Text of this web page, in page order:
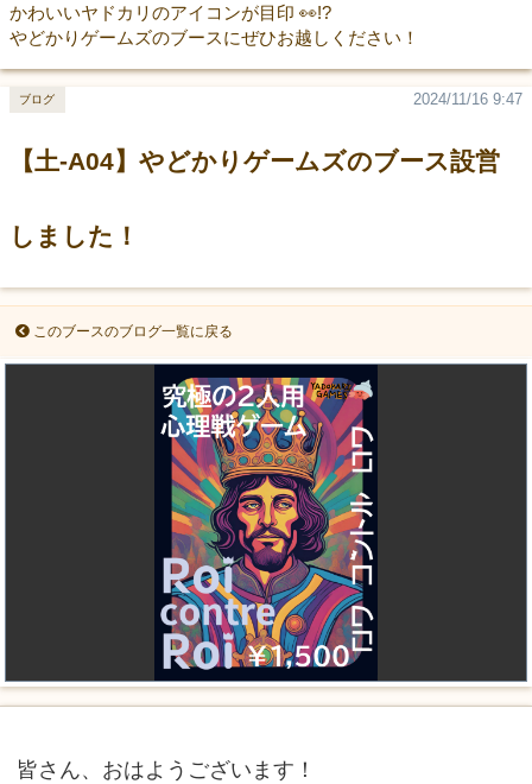
かわいいヤドカリのアイコンが目印 👀!?
やどかりゲームズのブースにぜひお越しください！
【土-A04】やどかりゲームズのブース設営
しました！
2024/11/16 9:47
ブログ
このブースのブログ一覧に戻る
皆さん、おはようございます！